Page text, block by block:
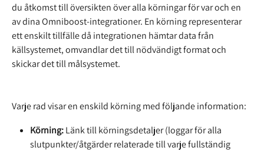
du åtkomst till översikten över alla körningar för var och en
av dina Omniboost-integrationer. En körning representerar
ett enskilt tillfälle då integrationen hämtar data från
källsystemet, omvandlar det till nödvändigt format och
skickar det till målsystemet.
Varje rad visar en enskild körning med följande information:
Körning: Länk till körningsdetaljer (loggar för alla
slutpunkter/åtgärder relaterade till varje fullständig